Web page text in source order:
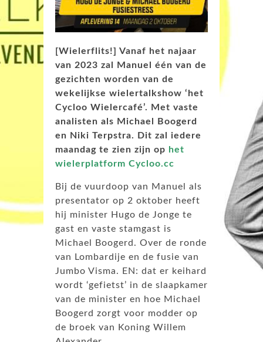
[Wielerflits!] Vanaf het najaar
van 2023 zal Manuel één van de
gezichten worden van de
wekelijkse wielertalkshow ‘het
Cycloo Wielercafé’. Met vaste
analisten als Michael Boogerd
en Niki Terpstra. Dit zal iedere
maandag te zien zijn op het
wielerplatform Cycloo.cc
Bij de vuurdoop van Manuel als
presentator op 2 oktober heeft
hij minister Hugo de Jonge te
gast en vaste stamgast is
Michael Boogerd. Over de ronde
van Lombardije en de fusie van
Jumbo Visma. EN: dat er keihard
wordt ‘gefietst’ in de slaapkamer
van de minister en hoe Michael
Boogerd zorgt voor modder op
de broek van Koning Willem